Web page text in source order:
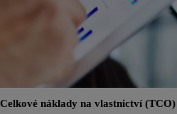
Celkové náklady na vlastnictví (TCO)